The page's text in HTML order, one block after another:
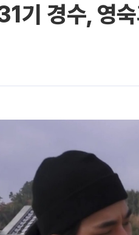
기 경수, 영